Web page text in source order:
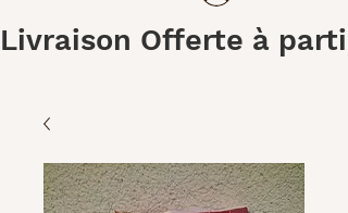
Livraison Offerte à